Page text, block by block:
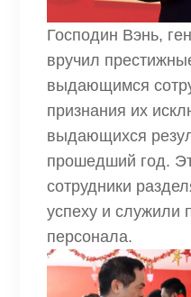
Господин Вэнь,
вручил
выдающимся
признания их
выдающихся
прошедший год.
сотрудники
успеху и служили
персонала.